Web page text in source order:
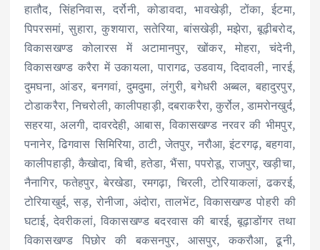
हातौद, सिंहनिवास, दर्रोनी, कोडावदा, भावखेड़ी, टोंका, ईटमा,
पिपरसमां, सुहारा, कुशयारा, सतेरिया, बांसखेड़ी, मझेरा, बूढ़ीबरोद,
विकासखण्ड कोलारस में अटामानपुर, खोंकर, मोहरा, चंदेनी,
विकासखण्ड करैरा में उकायला, पारागढ, उडवाय, दिदावली, नारई,
दुमघना, आंडर, बनगवां, दुमदुमा, लंगुरी, बगेधरी अब्बल, बहादुरपुर,
टोडाकरैरा, निचरोली, कालीपहाड़ी, दबराकरैरा, कुर्रोल, डामरोनखुर्द,
सहरया, अलगी, दावरदेही, आबास, विकासखण्ड नरवर की भीमपुर,
पनानेर, ढिगवास सिमिरिया, ठाटी, जेतपुर, नरौआ, इंटरगढ़, बहगवा,
कालीपहाड़ी, कैखोदा, बिची, हतेडा, भैंसा, पपरोडू, राजपुर, खड़ीचा,
नैनागिर, फतेहपुर, बेरखेडा, रमगढ़ा, चिरली, टोरियाकलां, ढकरई,
टोरियाखुर्द, सड़, रोनीजा, अंदोरा, तालभेंट, विकासखण्ड पोहरी की
घटाई, देवरीकलां, विकासखण्ड बदरवास की बारई, बूढ़ाडोंगर तथा
विकासखण्ड पिछोर की बकसनपुर, आसपुर, ककरौआ, ढूनी,